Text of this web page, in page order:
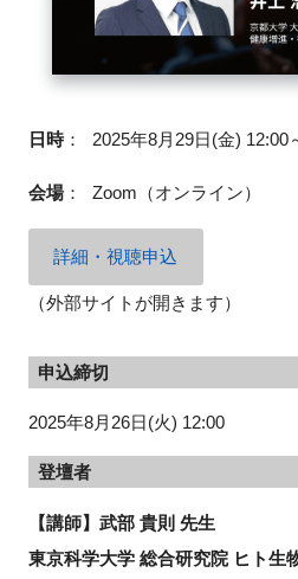
日時： 2025年8月29日(金) 12:00
会場： Zoom（オンライン）
詳細・視聴申込
（外部サイトが開きます）
申込締切
2025年8月26日(火) 12:00
登壇者
【講師】武部 貴則 先生
東京科学大学 総合研究院 ヒト生